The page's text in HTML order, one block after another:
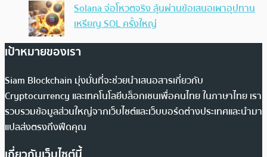
Solana จ่อโหวตจริง ลุ้นผ่านข้อเสนอเผาอุปทาน
เหรียญ SOL ครั้งใหญ่
เป้าหมายของเรา
Siam Blockchain มุ่งมั่นที่จะช่วยนำเสนอสารเกี่ยวกับ
Cryptocurrency และเทคโนโลยีบล็อกเชนเพื่อคนไทย ในภาษาไทย เรา
รวบรวมข้อมูลส่วนใหญ่จากเว็บไซต์และเว็บบอร์ดต่างประเทศและนำมา
แปลส่งตรงถึงฟีดคุณ